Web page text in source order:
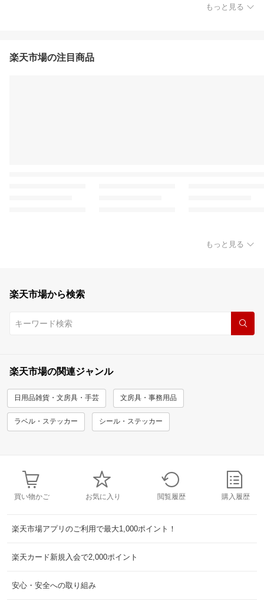
もっと見る
楽天市場の注目商品
もっと見る
楽天市場から検索
楽天市場の関連ジャンル
日用品雑貨・文房具・手芸 文房具・事務用品
ラベル・ステッカー シール・ステッカー
買い物かご お気に入り 閲覧履歴 購入履歴
楽天市場アプリのご利用で最大1,000ポイント！
楽天カード新規入会で2,000ポイント
安心・安全への取り組み